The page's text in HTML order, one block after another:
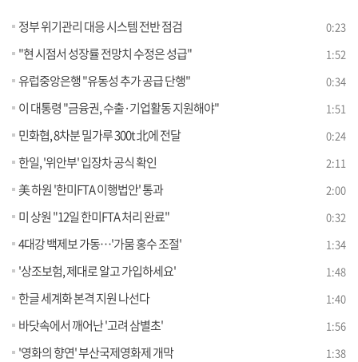
정부 위기관리 대응 시스템 전반 점검 0:23
"현 시점서 성장률 전망치 수정은 성급" 1:52
유럽중앙은행 "유동성 추가 공급 단행" 0:34
이 대통령 "금융권, 수출·기업활동 지원해야" 1:51
민화협, 8차분 밀가루 300t 北에 전달 0:24
한일, '위안부' 입장차 공식 확인 2:11
美 하원 '한미FTA 이행법안' 통과 2:00
미 상원 "12일 한미FTA 처리 완료" 0:32
4대강 백제보 가동…'가뭄 홍수 조절' 1:34
'상조보험, 제대로 알고 가입하세요' 1:48
한글 세계화 본격 지원 나선다 1:40
바닷속에서 깨어난 '고려 삼별초' 1:56
'영화의 향연' 부산국제영화제 개막 1:38